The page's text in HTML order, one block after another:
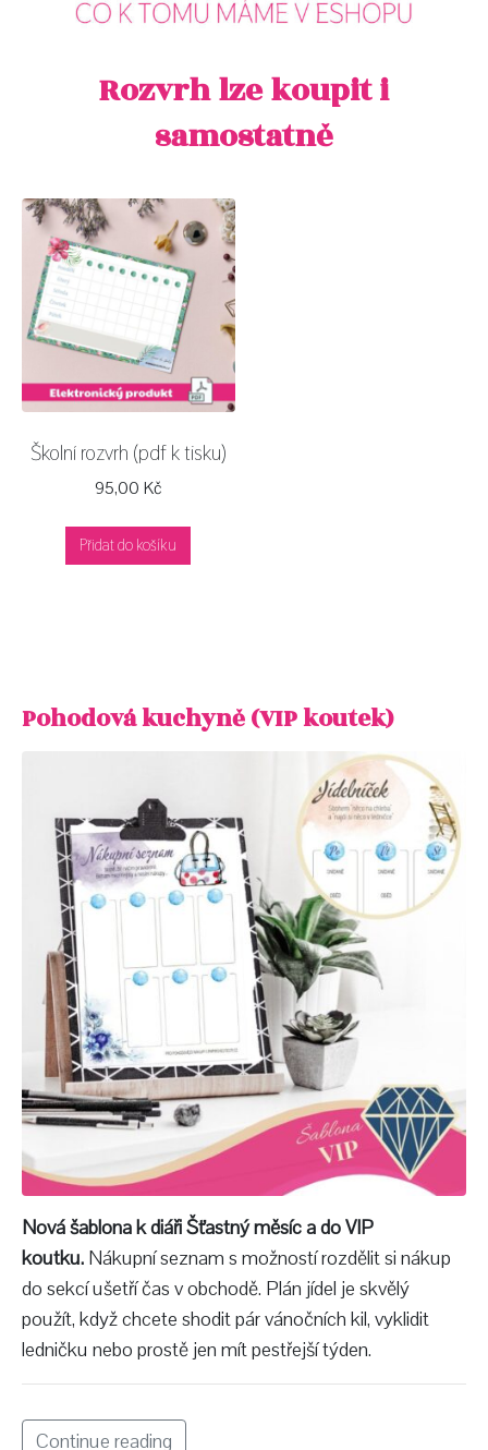
Rozvrh lze koupit i
samostatně
Školní rozvrh (pdf k tisku)
95,00Kč
Přidat do košíku
Pohodová kuchyně (VIP koutek)
Nová šablona k diáři Šťastný měsíc a do VIP
koutku. Nákupní seznam s možností rozdělit si nákup
do sekcí ušetří čas v obchodě. Plán jídel je skvělý
použít, když chcete shodit pár vánočních kil, vyklidit
ledničku nebo prostě jen mít pestřejší týden.
Continue reading